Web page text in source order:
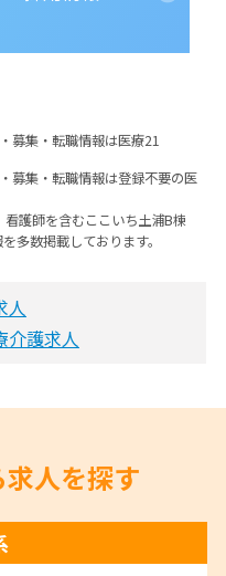
募集・転職情報は医療21
募集・転職情報は登録不要の医
護師を含むここいち土浦B棟
多数掲載しております。
人
介護求人
人を探す